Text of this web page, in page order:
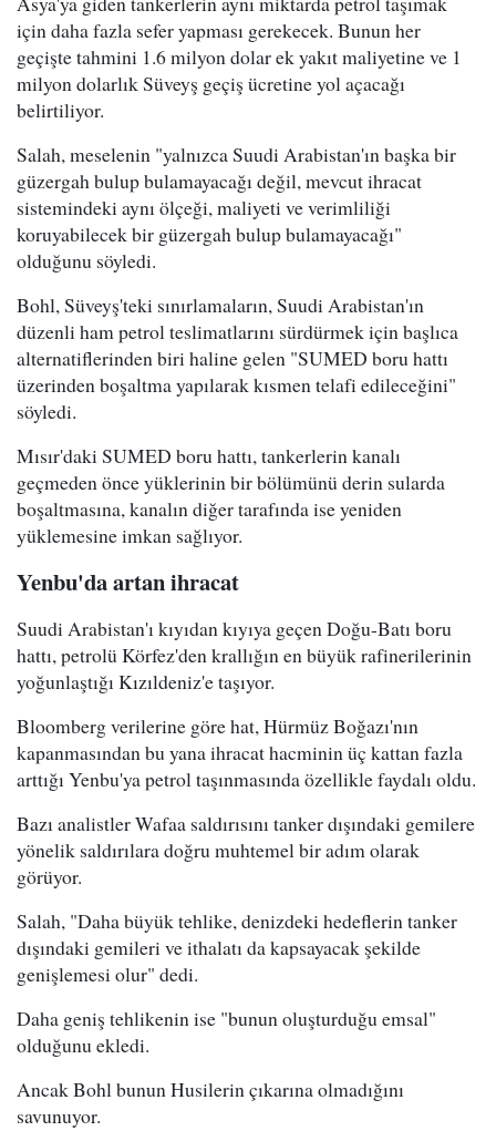
için daha fazla sefer yapması gerekecek. Bunun her
geçişte tahmini 1.6 milyon dolar ek yakıt maliyetine ve 1
milyon dolarlık Süveyş geçiş ücretine yol açacağı
belirtiliyor.
Salah, meselenin "yalnızca Suudi Arabistan'ın başka bir
güzergah bulup bulamayacağı değil, mevcut ihracat
sistemindeki aynı ölçeği, maliyeti ve verimliliği
koruyabilecek bir güzergah bulup bulamayacağı"
olduğunu söyledi.
Bohl, Süveyş'teki sınırlamaların, Suudi Arabistan'ın
düzenli ham petrol teslimatlarını sürdürmek için başlıca
alternatiflerinden biri haline gelen "SUMED boru hattı
üzerinden boşaltma yapılarak kısmen telafi edileceğini"
söyledi.
Mısır'daki SUMED boru hattı, tankerlerin kanalı
geçmeden önce yüklerinin bir bölümünü derin sularda
boşaltmasına, kanalın diğer tarafında ise yeniden
yüklemesine imkan sağlıyor.
Yenbu'da artan ihracat
Suudi Arabistan'ı kıyıdan kıyıya geçen Doğu-Batı boru
hattı, petrolü Körfez'den krallığın en büyük rafinerilerinin
yoğunlaştığı Kızıldeniz'e taşıyor.
Bloomberg verilerine göre hat, Hürmüz Boğazı'nın
kapanmasından bu yana ihracat hacminin üç kattan fazla
arttığı Yenbu'ya petrol taşınmasında özellikle faydalı oldu.
Bazı analistler Wafaa saldırısını tanker dışındaki gemilere
yönelik saldırılara doğru muhtemel bir adım olarak
görüyor.
Salah, "Daha büyük tehlike, denizdeki hedeflerin tanker
dışındaki gemileri ve ithalatı da kapsayacak şekilde
genişlemesi olur" dedi.
Daha geniş tehlikenin ise "bunun oluşturduğu emsal"
olduğunu ekledi.
Ancak Bohl bunun Husilerin çıkarına olmadığını
savunuyor.